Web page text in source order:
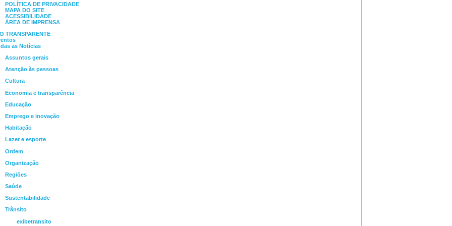
POLÍTICA DE PRIVACIDADE
MAPA DO SITE
ACESSIBILIDADE
ÁREA DE IMPRENSA
TRANSPARENTE
as Notícias
Assuntos gerais
Atenção às pessoas
Cultura
Economia e transparência
Educação
Emprego e inovação
Habitação
Lazer e esporte
Ordem
Organização
Regiões
Saúde
Sustentabilidade
Trânsito
exibetransito